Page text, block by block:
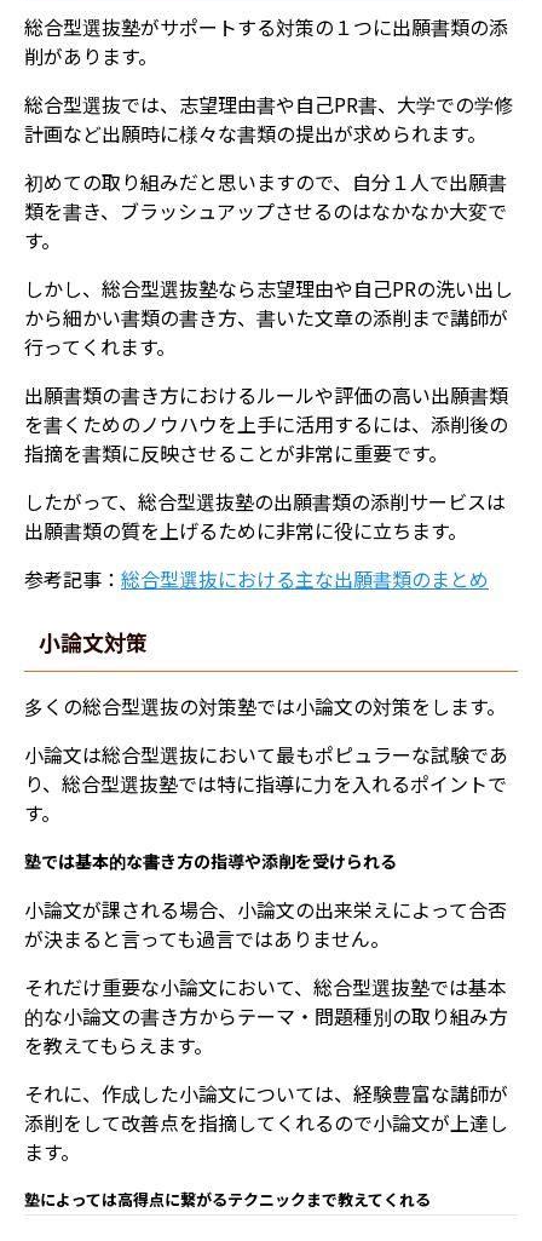
総合型選抜塾がサポートする対策の１つに出願書類の添
削があります。
総合型選抜では、志望理由書や自己PR書、大学での学修
計画など出願時に様々な書類の提出が求められます。
初めての取り組みだと思いますので、自分１人で出願書
類を書き、ブラッシュアップさせるのはなかなか大変で
す。
しかし、総合型選抜塾なら志望理由や自己PRの洗い出し
から細かい書類の書き方、書いた文章の添削まで講師が
行ってくれます。
出願書類の書き方におけるルールや評価の高い出願書類
を書くためのノウハウを上手に活用するには、添削後の
指摘を書類に反映させることが非常に重要です。
したがって、総合型選抜塾の出願書類の添削サービスは
出願書類の質を上げるために非常に役に立ちます。
参考記事： 総合型選抜における主な出願書類のまとめ
小論文対策
多くの総合型選抜の対策塾では小論文の対策をします。
小論文は総合型選抜において最もポピュラーな試験であ
り、総合型選抜塾では特に指導に力を入れるポイントで
す。
塾では基本的な書き方の指導や添削を受けられる
小論文が課される場合、小論文の出来栄えによって合否
が決まると言っても過言ではありません。
それだけ重要な小論文において、総合型選抜塾では基本
的な小論文の書き方からテーマ・問題種別の取り組み方
を教えてもらえます。
それに、作成した小論文については、経験豊富な講師が
添削をして改善点を指摘してくれるので小論文が上達し
ます。
塾によっては高得点に繋がるテクニックまで教えてくれる